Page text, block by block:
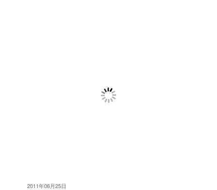
2011年06月25日